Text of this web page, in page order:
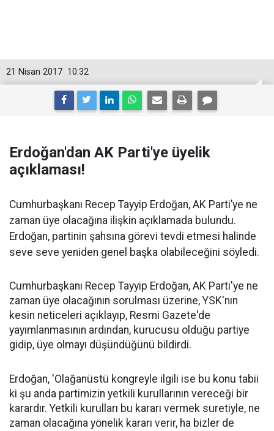
10:32
21 Nisan 2017
Erdoğan'dan AK Parti'ye üyelik
açıklaması!
Cumhurbaşkanı Recep Tayyip Erdoğan, AK Parti’ye ne
zaman üye olacağına ilişkin açıklamada bulundu.
Erdoğan, partinin şahsına görevi tevdi etmesi halinde
seve seve yeniden genel başka olabileceğini söyledi.
Cumhurbaşkanı Recep Tayyip Erdoğan, AK Parti'ye ne
zaman üye olacağının sorulması üzerine, YSK'nın
kesin neticeleri açıklayıp, Resmi Gazete'de
yayımlanmasının ardından, kurucusu olduğu partiye
gidip, üye olmayı düşündüğünü bildirdi.
Erdoğan, 'Olağanüstü kongreyle ilgili ise bu konu tabii
ki şu anda partimizin yetkili kurullarının vereceği bir
karardır. Yetkili kurulları bu kararı vermek suretiyle, ne
zaman olacağına yönelik kararı verir, ha bizler de